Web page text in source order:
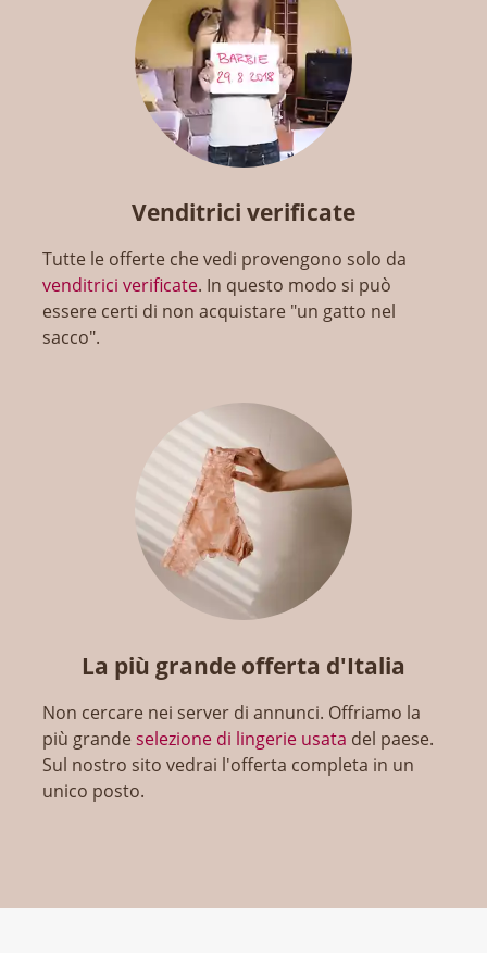
Venditrici verificate
Tutte le offerte che vedi provengono solo da
venditrici verificate. In questo modo si può
essere certi di non acquistare "un gatto nel
sacco".
La più grande offerta d'Italia
Non cercare nei server di annunci. Offriamo la
più grandeselezione di lingerie usata del paese.
Sul nostro sito vedrai l'offerta completa in un
unico posto.